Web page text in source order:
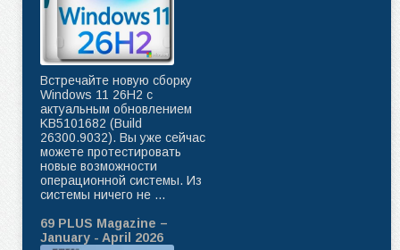
Встречайте новую сборку
Windows 11 26H2 с
актуальным обновлением
KB5101682 (Build
26300.9032). Вы уже сейчас
можете протестировать
новые возможности
операционной системы. Из
системы ничего не ...
69 PLUS Magazine –
January - April 2026